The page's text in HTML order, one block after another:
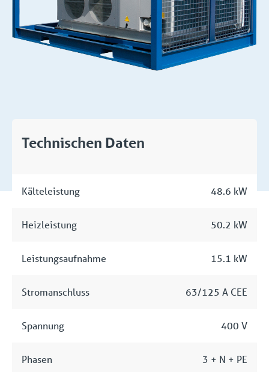
Technischen Daten
Kälteleistung 48.6 kW
Heizleistung 50.2 kW
Leistungsaufnahme 15.1 kW
Stromanschluss 63/125 A CEE
Spannung 400 V
Phasen 3 + N + PE